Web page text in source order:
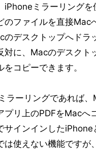
iPhoneミラーリング
のファイルを直接Mac
のデスクトップへドラ
対に、Macのデスクト
をコピーできます。
ラーリングであれば
プリ上のPDFをMac
サインインした
は使えない機能です